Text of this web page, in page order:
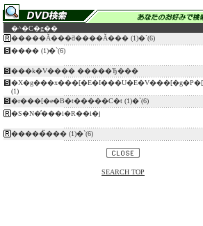
�^�C�g��
�����Ă���ƌ����Ă��� (1)�`(6)
���� (1)�`(6)
���k�V���� �����Ђ���
(1)
�r���[�e�B�t�����C�t (1)�`(6)
�S�N�̕���i�R��i�j
�����̏��� (1)�`(6)
SEARCH TOP